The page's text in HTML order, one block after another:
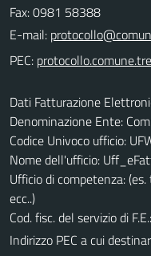
Fax: 0981 58388
E-mail:
PEC:
Dati Fatturazione
Denominazione Ente:
Codice Univoco ufficio:
Nome dell'ufficio:
Ufficio di competenza:
ecc..)
Cod. fisc. del servizio di
Indirizzo PEC a cui